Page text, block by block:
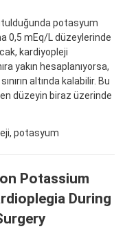
potasyum
0,5 mEq/L düzeylerinde
kardiyopleji
yakın hesaplanıyorsa,
altında kalabilir. Bu
düzeyin biraz üzerinde
potasyum
Potassium
During